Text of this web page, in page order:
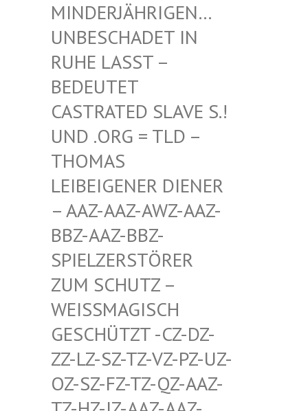
NDERJÄHRIGEN… UN
BESCHADET IN RU
HE LASST – BE
DEUTET CA
STRATED SLAVE S.! UN
D .ORG = TLD – TH
OMAS LE
IBEIGENER DIENER –
AAZ-AAZ-AWZ-AAZ-BB
Z-AAZ-BBZ-SP
IELZERSTÖRER ZU
M SCHUTZ – WE
ISSMAGISCH GES
CHÜTZT -CZ-DZ-ZZ-
LZ-SZ-TZ-VZ-PZ-UZ-OZ-
SZ-FZ-TZ-QZ-AAZ-TZ-